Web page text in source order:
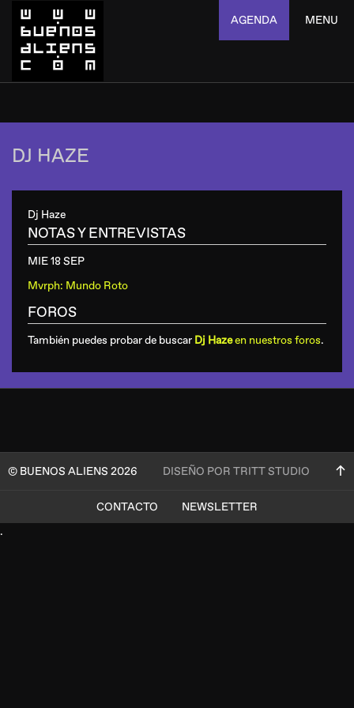
AGENDA MENU
DJ HAZE
Dj Haze
NOTAS Y ENTREVISTAS
MIE 18 SEP
Mvrph: Mundo Roto
FOROS
También puedes probar de buscar Dj Hazeen nuestros foros.
© BUENOS ALIENS 2026 DISEÑO POR TRITT STUDIO
CONTACTO
NEWSLETTER
.